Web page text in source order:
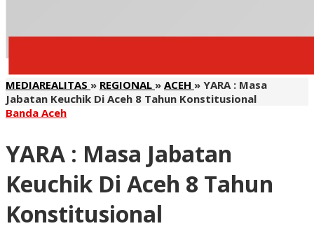
MEDIAREALITAS » REGIONAL » ACEH » YARA : Masa
Jabatan Keuchik Di Aceh 8 Tahun Konstitusional
Banda Aceh
YARA : Masa Jabatan
Keuchik Di Aceh 8 Tahun
Konstitusional